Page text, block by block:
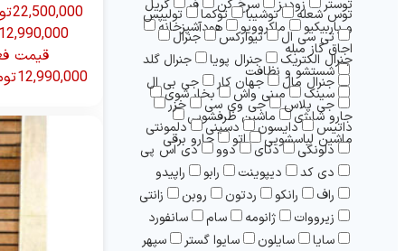
توستر
زودپز سرخ کن فر
گریل
و باربیکیو
ماکروویو
هودآشپزخانه
اجاق گاز مبله
شستشو و نظافت
سینک
مینی واش
بخار شوی
جارو شارژی
ماشین ظرفشویی
ماشین لباسشویی
اتو جارو برقی
توس شعله
توشیبا توکما
تولیپس
تی سی ال
تیوارکس
جنرال
جنرال الکتریک
جنرال پویا
جنرال گلد
جنرال مال
جهان کار
جی بی ال
جی پلاس
جی وی سی
خزر
داتیس
دایسون دسینی
دلمونتی
دلونگی
دنای دوو
دی اس پی
دی کد
دیپوینت رابو
راپیدو
راف
رانکو ردتون روبن
زانتی
زیرووات
ژانومه سام
سانفورد
سایا
سایلون سایوا گستر
سپهر
22,500,000 تومان بود.
12,990,000
قیمت
12,990,000 تومان است.